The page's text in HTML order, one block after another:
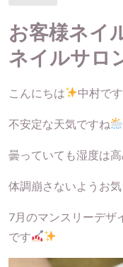
お客様ネイ
ネイルサ
こんにちは 中村です
不安定な天気ですね
曇っていても湿度は高
体調崩さないようお
7月のマンスリーデザ
です